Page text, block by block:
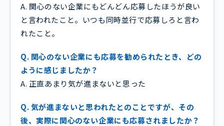
A. 関心のない企業にもどんどん応募したほうが良い
と言われたこと。いつも同時並行で応募しろと言わ
れたこと。
Q. 関心のない企業にも応募を勧められたとき、どの
ように感じましたか？
A. 正直あまり気が進まないと思った
Q. 気が進まないと思われたとのことですが、その
後、実際に関心のない企業にも応募されましたか？